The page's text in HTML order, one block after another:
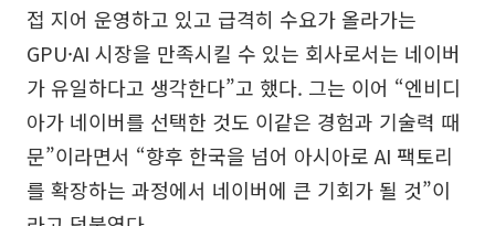
접 지어 운영하고 있고 급격히 수요가 올라가는
GPU·AI 시장을 만족시킬 수 있는 회사로서는 네이버
가 유일하다고 생각한다”고 했다. 그는 이어 “엔비디
아가 네이버를 선택한 것도 이같은 경험과 기술력 때
문”이라면서 “향후 한국을 넘어 아시아로 AI 팩토리
를 확장하는 과정에서 네이버에 큰 기회가 될 것”이